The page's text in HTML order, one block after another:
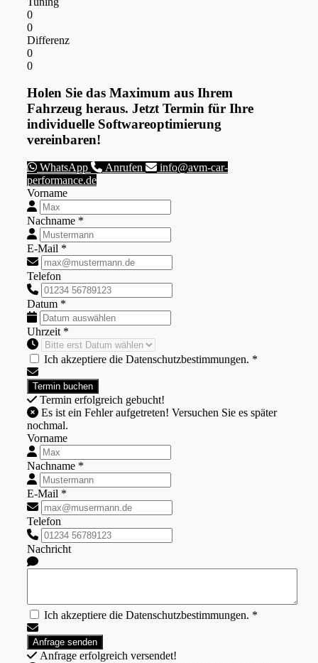
0
0
Differenz
0
0
Holen Sie das Maximum aus Ihrem
Fahrzeug heraus. Jetzt Termin für Ihre
individuelle Softwareoptimierung
vereinbaren!
WhatsApp Anrufen
info@avm-car-
performance.de
Vorname
Nachname *
E-Mail *
Telefon
Datum *
Uhrzeit *
Ich akzeptiere die Datenschutzbestimmungen. *
Termin erfolgreich gebucht!
nochmal.
Vorname
Nachname *
E-Mail *
Telefon
Nachricht
Ich akzeptiere die Datenschutzbestimmungen. *
Anfrage erfolgreich versendet!